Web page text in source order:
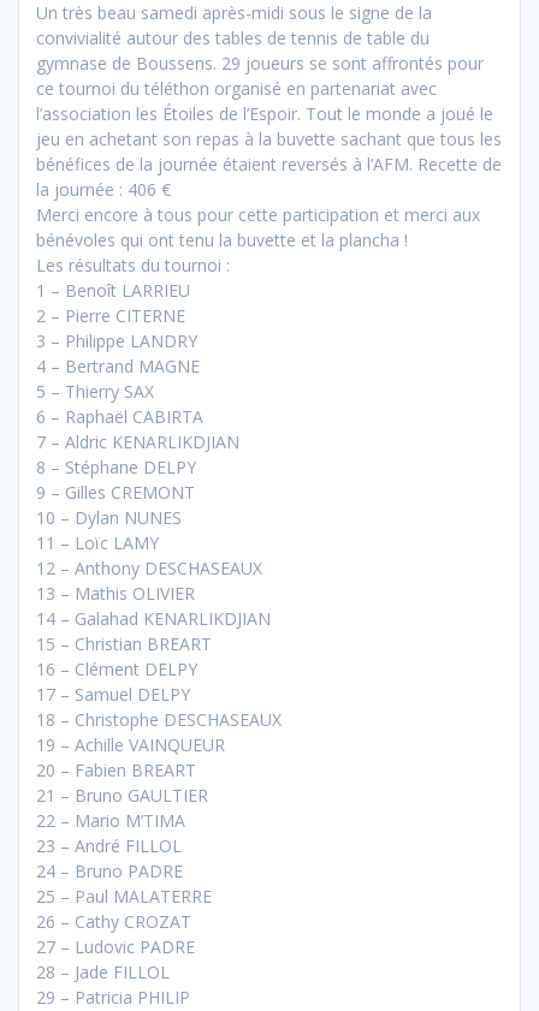
Un très beau samedi après-midi sous le signe de la
convivialité autour des tables de tennis de table du
gymnase de Boussens. 29 joueurs se sont affrontés pour
ce tournoi du téléthon organisé en partenariat avec
l’association les Étoiles de l’Espoir. Tout le monde a joué le
jeu en achetant son repas à la buvette sachant que tous les
bénéfices de la journée étaient reversés à l’AFM. Recette de
la journée : 406 €
Merci encore à tous pour cette participation et merci aux
bénévoles qui ont tenu la buvette et la plancha !
Les résultats du tournoi :
1 – Benoît LARRIEU
2 – Pierre CITERNE
3 – Philippe LANDRY
4 – Bertrand MAGNE
5 – Thierry SAX
6 – Raphaël CABIRTA
7 – Aldric KENARLIKDJIAN
8 – Stéphane DELPY
9 – Gilles CREMONT
10 – Dylan NUNES
11 – Loïc LAMY
12 – Anthony DESCHASEAUX
13 – Mathis OLIVIER
14 – Galahad KENARLIKDJIAN
15 – Christian BREART
16 – Clément DELPY
17 – Samuel DELPY
18 – Christophe DESCHASEAUX
19 – Achille VAINQUEUR
20 – Fabien BREART
21 – Bruno GAULTIER
22 – Mario M’TIMA
23 – André FILLOL
24 – Bruno PADRE
25 – Paul MALATERRE
26 – Cathy CROZAT
27 – Ludovic PADRE
28 – Jade FILLOL
29 – Patricia PHILIP